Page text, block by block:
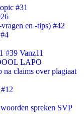
#31
en -tips) #42
#39 Vanz11
LAPO
na claims over plagiaat
spreken SVP